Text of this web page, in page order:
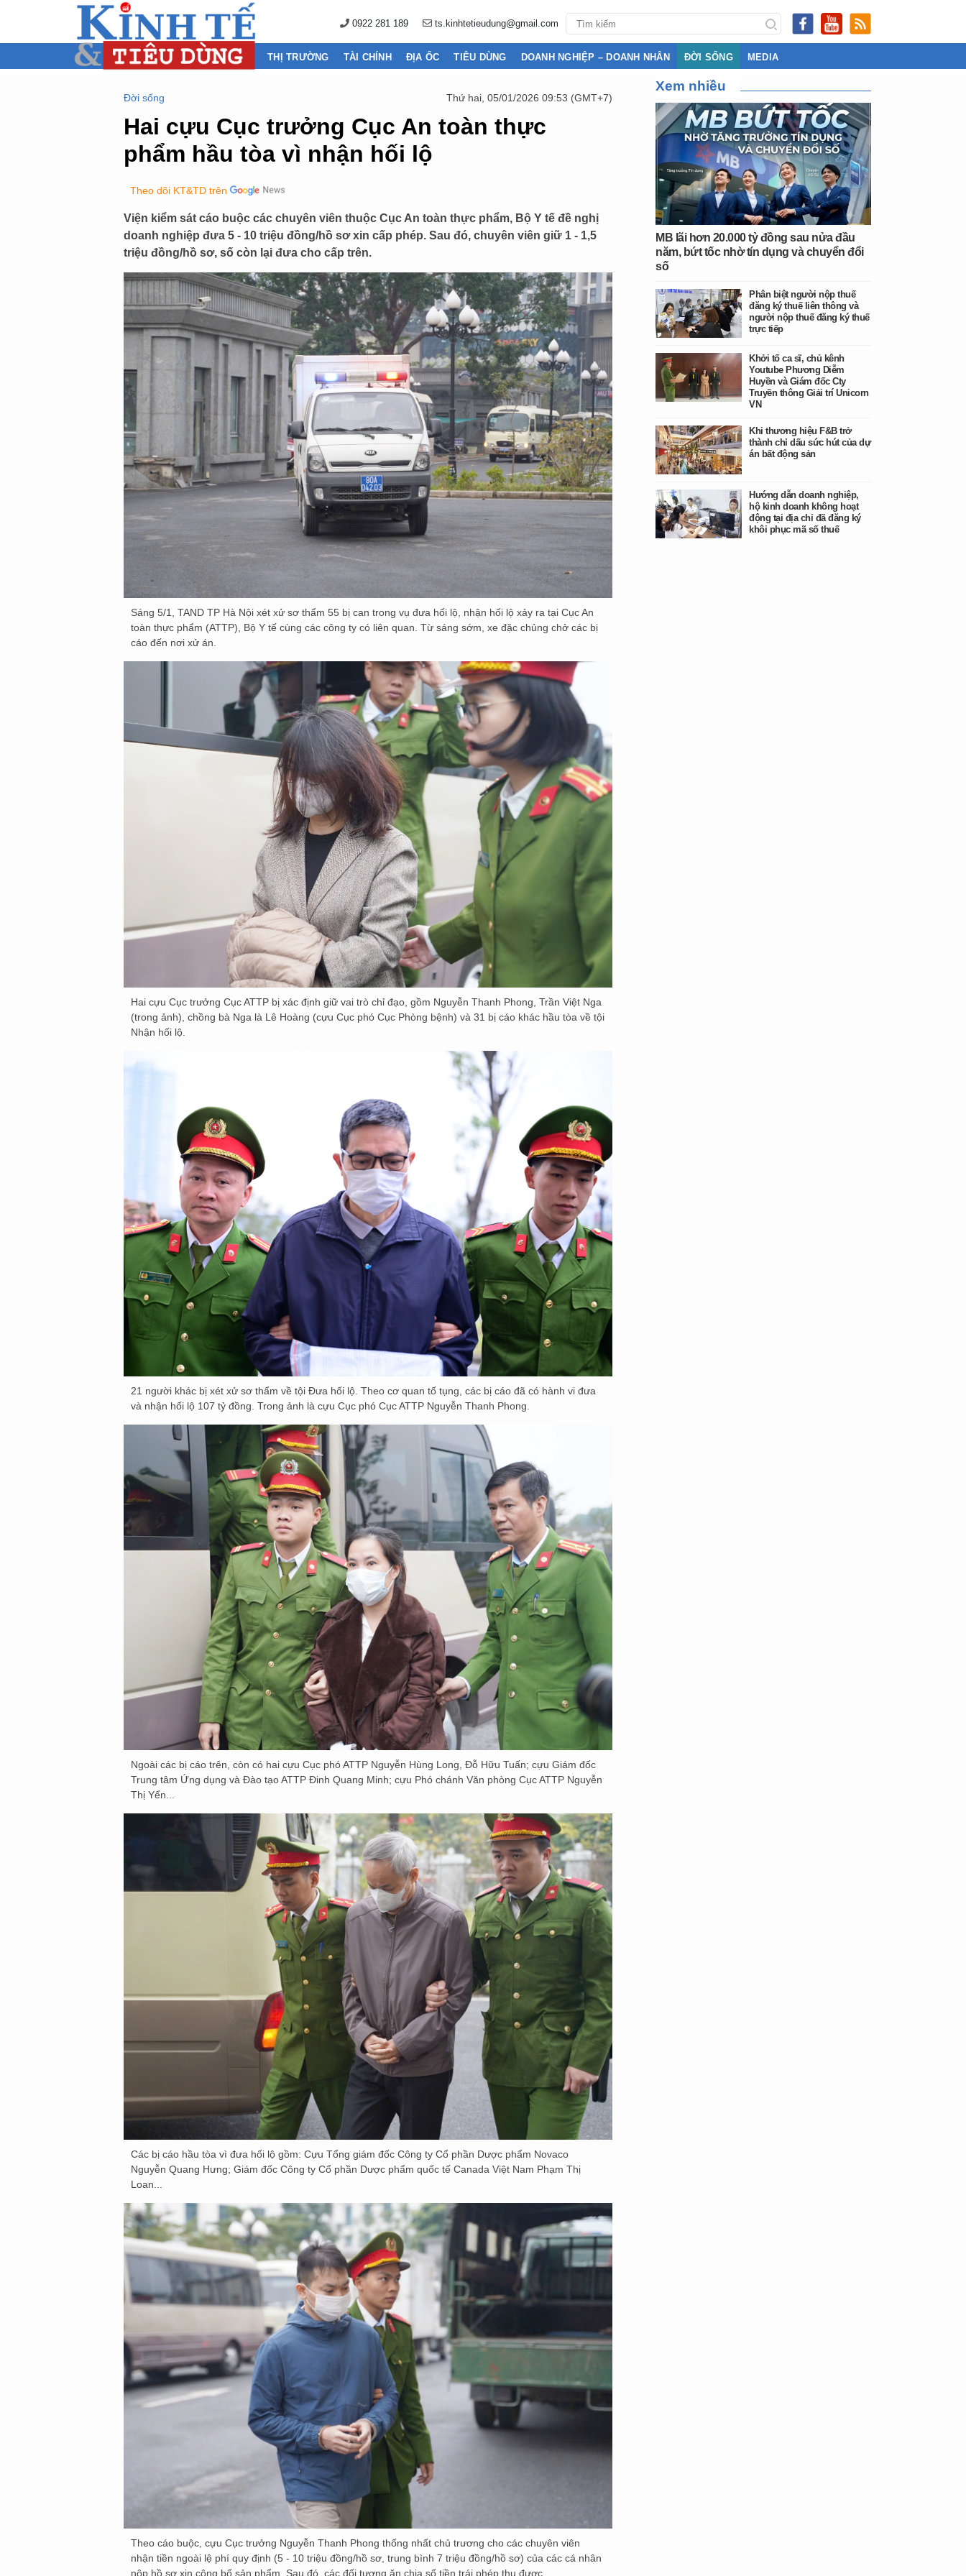
0922 281 189 ts.kinhtetieudung@gmail.com
THỊ TRƯỜNG TÀI CHÍNH ĐỊA ỐC TIÊU DÙNG DOANH NGHIỆP – DOANH NHÂN ĐỜI SỐNG MEDIA
Đời sống Thứ hai, 05/01/2026 09:53 (GMT+7)
Hai cựu Cục trưởng Cục An toàn thực
phẩm hầu tòa vì nhận hối lộ
Theo dõi KT&TD trên
Viện kiểm sát cáo buộc các chuyên viên thuộc Cục An toàn thực phẩm, Bộ Y tế đề nghị
doanh nghiệp đưa 5 - 10 triệu đồng/hồ sơ xin cấp phép. Sau đó, chuyên viên giữ 1 - 1,5
triệu đồng/hồ sơ, số còn lại đưa cho cấp trên.
Sáng 5/1, TAND TP Hà Nội xét xử sơ thẩm 55 bị can trong vụ đưa hối lộ, nhận hối lộ xảy ra tại Cục An
toàn thực phẩm (ATTP), Bộ Y tế cùng các công ty có liên quan. Từ sáng sớm, xe đặc chủng chở các bị
cáo đến nơi xử án.
Hai cựu Cục trưởng Cục ATTP bị xác định giữ vai trò chỉ đạo, gồm Nguyễn Thanh Phong, Trần Việt Nga
(trong ảnh), chồng bà Nga là Lê Hoàng (cựu Cục phó Cục Phòng bệnh) và 31 bị cáo khác hầu tòa về tội
Nhận hối lộ.
21 người khác bị xét xử sơ thẩm về tội Đưa hối lộ. Theo cơ quan tố tụng, các bị cáo đã có hành vi đưa
và nhận hối lộ 107 tỷ đồng. Trong ảnh là cựu Cục phó Cục ATTP Nguyễn Thanh Phong.
Ngoài các bị cáo trên, còn có hai cựu Cục phó ATTP Nguyễn Hùng Long, Đỗ Hữu Tuấn; cựu Giám đốc
Trung tâm Ứng dụng và Đào tạo ATTP Đinh Quang Minh; cựu Phó chánh Văn phòng Cục ATTP Nguyễn
Thị Yến...
Các bị cáo hầu tòa vì đưa hối lộ gồm: Cựu Tổng giám đốc Công ty Cổ phần Dược phẩm Novaco
Nguyễn Quang Hưng; Giám đốc Công ty Cổ phần Dược phẩm quốc tế Canada Việt Nam Phạm Thị
Loan...
Theo cáo buộc, cựu Cục trưởng Nguyễn Thanh Phong thống nhất chủ trương cho các chuyên viên
nhận tiền ngoài lệ phí quy định (5 - 10 triệu đồng/hồ sơ, trung bình 7 triệu đồng/hồ sơ) của các cá nhân
nộp hồ sơ xin công bố sản phẩm. Sau đó, các đối tượng ăn chia số tiền trái phép thu được.
Xem nhiều
MB lãi hơn 20.000 tỷ đồng sau nửa đầu
năm, bứt tốc nhờ tín dụng và chuyển đổi
số
Phân biệt người nộp thuế
đăng ký thuế liên thông và
người nộp thuế đăng ký thuế
trực tiếp
Khởi tố ca sĩ, chủ kênh
Youtube Phương Diễm
Huyền và Giám đốc Cty
Truyền thông Giải trí Unicorn
VN
Khi thương hiệu F&B trở
thành chỉ dấu sức hút của dự
án bất động sản
Hướng dẫn doanh nghiệp,
hộ kinh doanh không hoạt
động tại địa chỉ đã đăng ký
khôi phục mã số thuế